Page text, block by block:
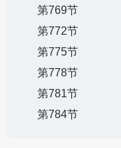
第769节
第772节
第775节
第778节
第781节
第784节